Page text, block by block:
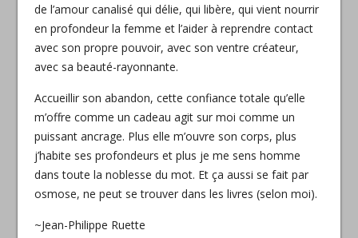
de l’amour canalisé qui délie, qui libère, qui vient nourrir
en profondeur la femme et l’aider à reprendre contact
avec son propre pouvoir, avec son ventre créateur,
avec sa beauté-rayonnante.
Accueillir son abandon, cette confiance totale qu’elle
m’offre comme un cadeau agit sur moi comme un
puissant ancrage. Plus elle m’ouvre son corps, plus
j’habite ses profondeurs et plus je me sens homme
dans toute la noblesse du mot. Et ça aussi se fait par
osmose, ne peut se trouver dans les livres (selon moi).
~Jean-Philippe Ruette